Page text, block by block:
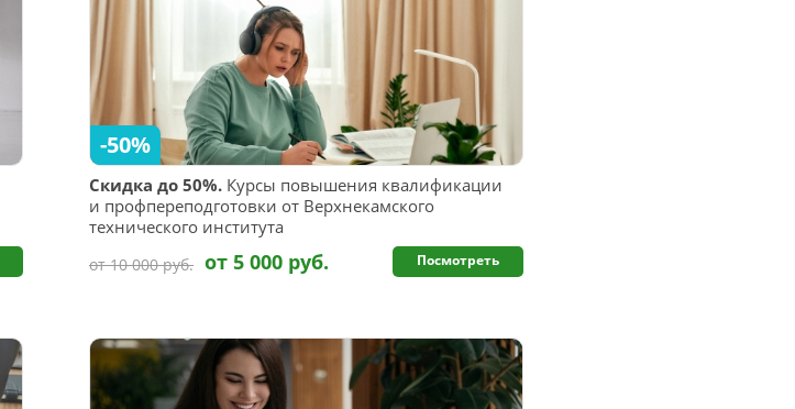
Скидка до 50%. Курсы повышения квалификации
и профпереподготовки от Верхнекамского
технического института
-50%
от 10 000 руб. от 5 000 руб. Посмотреть